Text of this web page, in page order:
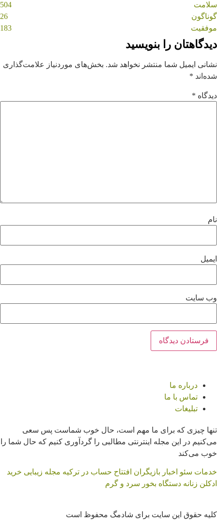
سلامت
504
گوناگون
26
موفقیت
183
دیدگاهتان را بنویسید
نشانی ایمیل شما منتشر نخواهد شد. بخش‌های موردنیاز علامت‌گذاری
شده‌اند *
دیدگاه *
نام
ایمیل
وب‌ سایت
درباره ما
تماس با ما
تبلیغات
تنها چیزی که برای ما مهم است، حال خوب شماست پس سعی
می‌کنیم در این مجله اینترنتی مطالبی را گردآوری کنیم که حال شما را
خوب می‌کند
خدمات سئو اخبار بازیگران افتتاح حساب در ترکیه مجله زیبایی خرید
ادکلن زنانه دستگاه بخور سرد و گرم
کیوی کال را با 4 روش ساده در کوتاهترین زمان نرم
کنید
شمالی ها اینطوری کته می پزن که خوشمزه میشه ؛
فوت کوزه گری ش اینه
کلیه حقوق این سایت برای شادمگ محفوظ است